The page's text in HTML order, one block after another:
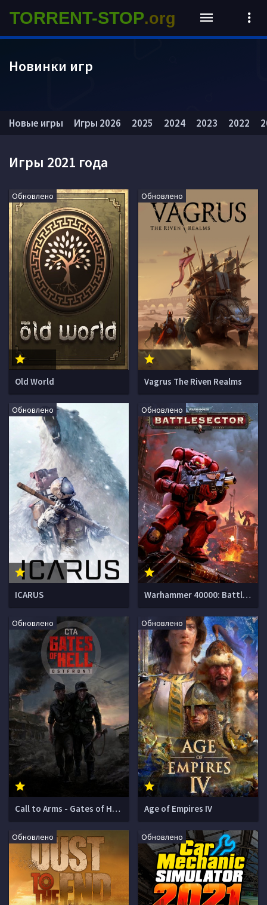
Игры 2021 года
Обновлено
Old World
Обновлено
Vagrus The Riven Realms
Обновлено
ICARUS
Обновлено
Warhammer 40000: Battlesector
Обновлено
Call to Arms - Gates of Hell: Ostfront
Обновлено
Age of Empires IV
Обновлено Обновлено
Новые игры Игры 2026 2025 2024 2023 2022
TORRENT-STOP.org
Новинки игр